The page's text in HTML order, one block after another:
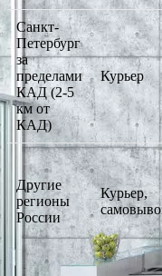
Санкт-
Петербург
за
пределами
КАД (2-5
км от
КАД)
Курьер
Другие
регионы
России
Курьер,